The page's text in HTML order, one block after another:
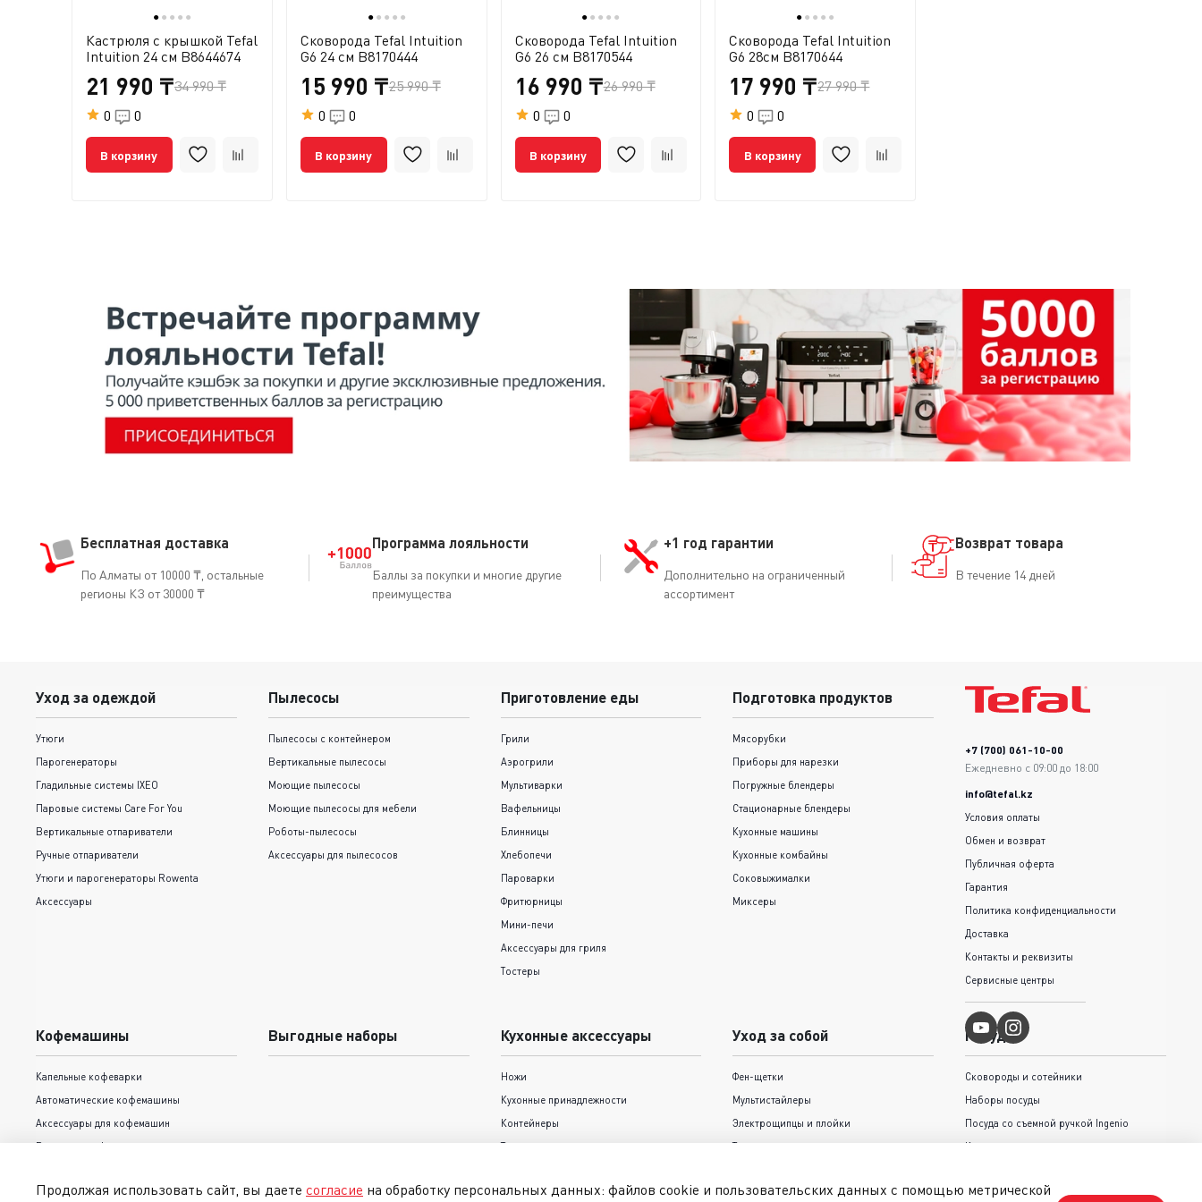
● ● ● ● ●
Кастрюля с крышкой Tefal
Intuition 24 см B8644674
21 990 ₸34 990 ₸
0
0
В корзину
● ● ● ● ●
Сковорода Tefal Intuition
G6 24 см B8170444
15 990 ₸25 990 ₸
0
0
В корзину
● ● ● ● ●
Сковорода Tefal Intuition
G6 26 см B8170544
16 990 ₸26 990 ₸
0
0
В корзину
● ● ● ● ●
Сковорода Tefal Intuition
G6 28см B8170644
17 990 ₸27 990 ₸
0
0
В корзину
Бесплатная доставка
По Алматы от 10000 ₸, остальные
регионы КЗ от 30000 ₸
Программа лояльности
Баллы за покупки и многие другие
преимущества
+1 год гарантии
Дополнительно на ограниченный
ассортимент
Возврат товара
В течение 14 дней
Уход за одеждой
Утюги
Парогенераторы
Гладильные системы IXEO
Паровые системы Care For You
Вертикальные отпариватели
Ручные отпариватели
Утюги и парогенераторы Rowenta
Аксессуары
Пылесосы
Пылесосы с контейнером
Вертикальные пылесосы
Моющие пылесосы
Моющие пылесосы для мебели
Роботы-пылесосы
Аксессуары для пылесосов
Приготовление еды
Грили
Аэрогрили
Мультиварки
Вафельницы
Блинницы
Хлебопечи
Пароварки
Фритюрницы
Мини-печи
Аксессуары для гриля
Тостеры
Подготовка продуктов
Мясорубки
Приборы для нарезки
Погружные блендеры
Стационарные блендеры
Кухонные машины
Кухонные комбайны
Соковыжималки
Миксеры
Кофемашины
Капельные кофеварки
Автоматические кофемашины
Аксессуары для кофемашин
Рожковые кофеварки
Выгодные наборы Кухонные аксессуары
Ножи
Кухонные принадлежности
Контейнеры
Термокружки и термосы
Уход за собой
Фен-щетки
Мультистайлеры
Электрощипцы и плойки
Триммеры
Выпрямители
Посуда
Сковороды и cотейники
Наборы посуды
Посуда со съемной ручкой Ingenio
Кастрюли и ковши
Коллекция Jamie Oliver Tefal
+7 (700) 061-10-00
Ежедневно с 09:00 до 18:00
info@tefal.kz
Условия оплаты
Обмен и возврат
Публичная оферта
Гарантия
Политика конфиденциальности
Доставка
Контакты и реквизиты
Сервисные центры
Продолжая использовать сайт, вы даете согласие на обработку персональных данных: файлов cookie и пользовательских данных с помощью метрической